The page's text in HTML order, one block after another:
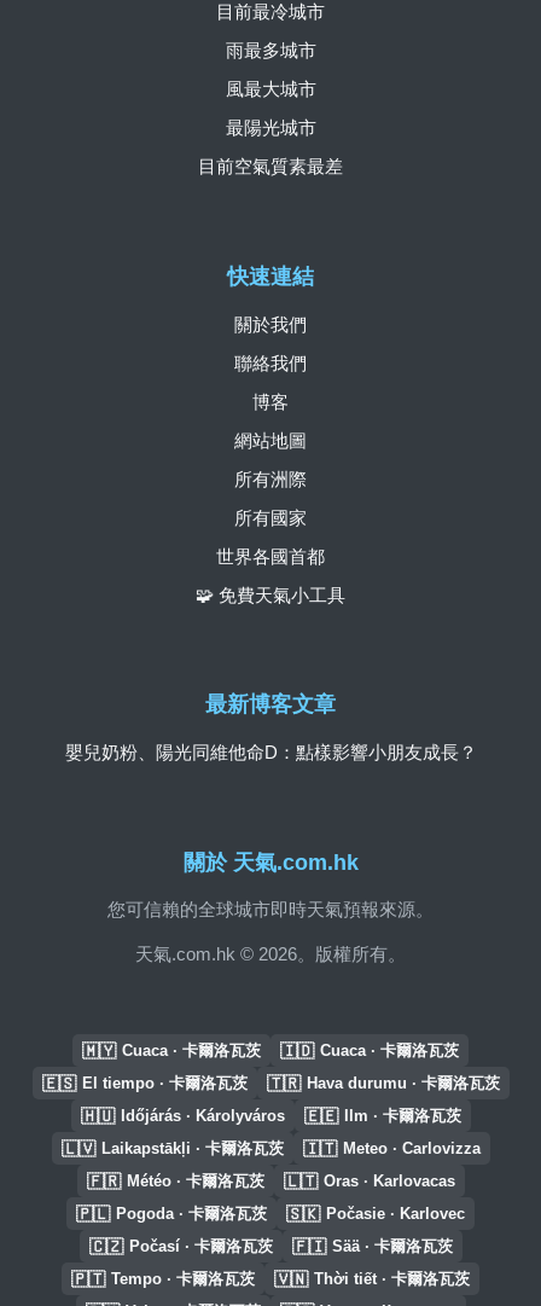
關於 天氣.com.hk
您可信賴的全球城市即時天氣預報來源。
天氣.com.hk © 2026。版權所有。
快速連結
關於我們
聯絡我們
博客
網站地圖
所有洲際
所有國家
世界各國首都
🧩 免費天氣小工具
目前最冷城市
雨最多城市
風最大城市
最陽光城市
目前空氣質素最差
最新博客文章
嬰兒奶粉、陽光同維他命D：點樣影響小朋友成長？
🇲🇾 Cuaca · 卡爾洛瓦茨 🇮🇩 Cuaca · 卡爾洛瓦茨
🇪🇸 El tiempo · 卡爾洛瓦茨 🇹🇷 Hava durumu · 卡爾洛瓦茨
🇭🇺 Időjárás · Károlyváros 🇪🇪 Ilm · 卡爾洛瓦茨
🇱🇻 Laikapstākļi · 卡爾洛瓦茨 🇮🇹 Meteo · Carlovizza
🇫🇷 Météo · 卡爾洛瓦茨 🇱🇹 Oras · Karlovacas
🇵🇱 Pogoda · 卡爾洛瓦茨 🇸🇰 Počasie · Karlovec
🇨🇿 Počasí · 卡爾洛瓦茨 🇫🇮 Sää · 卡爾洛瓦茨
🇵🇹 Tempo · 卡爾洛瓦茨 🇻🇳 Thời tiết · 卡爾洛瓦茨